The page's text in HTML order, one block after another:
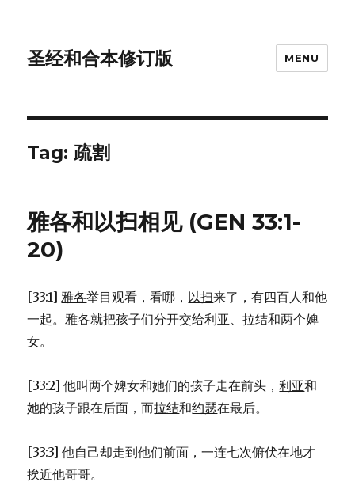
圣经和合本修订版 MENU
Tag: 疏割
雅各和以扫相见 (GEN 33:1-
20)
[33:1]雅各举目观看，看哪， 以扫来了，有四百人和他
一起。雅各就把孩子们分开交给利亚 、拉结和两个婢
女。
[33:2] 他叫两个婢女和她们的孩子走在前头，利亚和
她的孩子跟在后面，而拉结和约瑟在最后。
[33:3] 他自己却走到他们前面，一连七次俯伏在地才
挨近他哥哥。